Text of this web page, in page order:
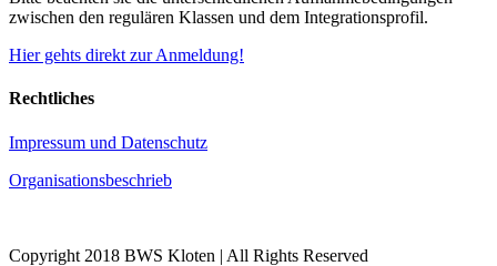
zwischen den regulären Klassen und dem Integrationsprofil.
Hier gehts direkt zur Anmeldung!
Rechtliches
Impressum und Datenschutz
Organisationsbeschrieb
Copyright 2018 BWS Kloten | All Rights Reserved